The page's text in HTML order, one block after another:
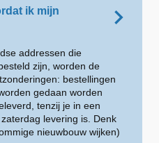
ik mijn
addressen die
zijn, worden de
bestellingen
gedaan worden
tenzij je in een
levering is. Denk
nieuwbouw wijken)